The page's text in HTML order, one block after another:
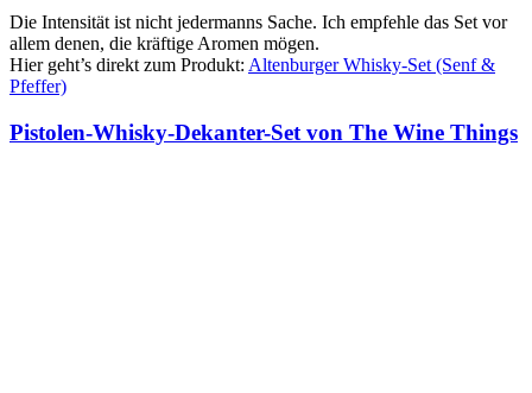
Die Intensität ist nicht jedermanns Sache. Ich empfehle das Set vor
allem denen, die kräftige Aromen mögen.
Hier geht’s direkt zum Produkt: Altenburger Whisky-Set (Senf &
Pfeffer)
Pistolen-Whisky-Dekanter-Set von The Wine Things